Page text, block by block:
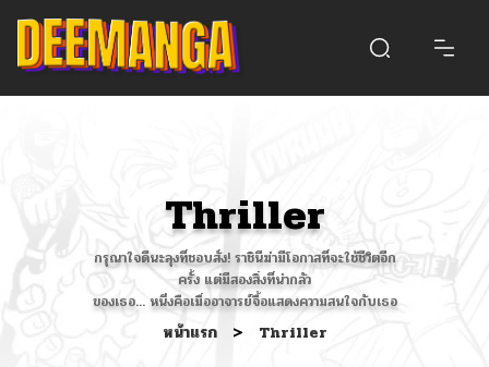
Thriller
กรุณาใจดีนะลุงที่ชอบสั่ง! ราชินีฆ่ามีโอกาสที่จะใช้ชีวิตอีก
ครั้ง แต่มีสองสิ่งที่น่ากลัว
ของเธอ... หนึ่งคือเมื่ออาจารย์จื้อแสดงความสนใจกับเธอ
หน้าแรก > Thriller